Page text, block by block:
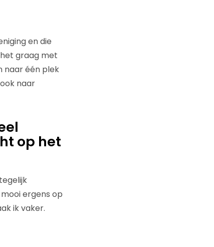
en die
graag met
naar één plek
naar
op het
ergens op
ik vaker.